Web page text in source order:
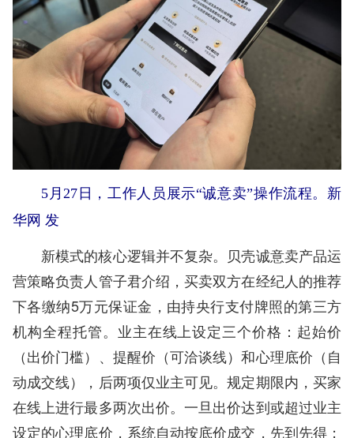
5月27日，工作人员展示“诚意卖”操作流程。新
华网 发
新模式的核心逻辑并不复杂。贝壳诚意卖产品运
营策略负责人管子君介绍，买卖双方在经纪人的推荐
下各缴纳5万元保证金，由持央行支付牌照的第三方
机构全程托管。业主在线上设定三个价格：起始价
（出价门槛）、提醒价（可洽谈线）和心理底价（自
动成交线），后两项仅业主可见。规定期限内，买家
在线上进行最多两次出价。一旦出价达到或超过业主
设定的心理底价，系统自动按底价成交，先到先得；